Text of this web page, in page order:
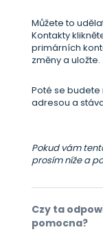
Můžete to
Kontakty
primárních
změny a uložte.
Poté se
adresou a
Pokud vám
prosím níže a
Czy ta
pomocna?